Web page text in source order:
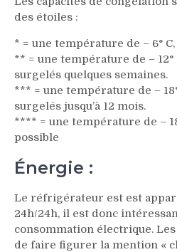
des étoiles :
* = une température de – 6°
** = une température de –
surgelés quelques semaines.
*** = une température de –
surgelés jusqu’à 12 mois.
**** = une température de –
possible
Énergie :
Le réfrigérateur est est
24h/24h, il est donc
consommation électrique.
de faire figurer la mention «